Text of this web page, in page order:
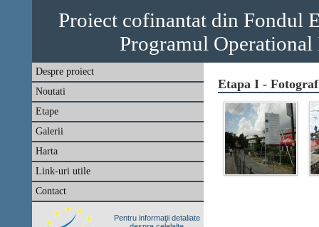
Proiect cofinantat din Fondul
Programul
Despre proiect
Noutati
Etape
Galerii
Harta
Link-uri utile
Contact
Pentru informaţii detaliate
Etapa I -